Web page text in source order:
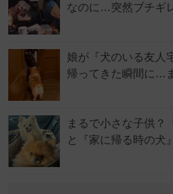
なのに…突然ブチギ
娘が『犬のいる友人
帰ってきた瞬間に…
まるで小さな子供？
と『家に帰る時の犬